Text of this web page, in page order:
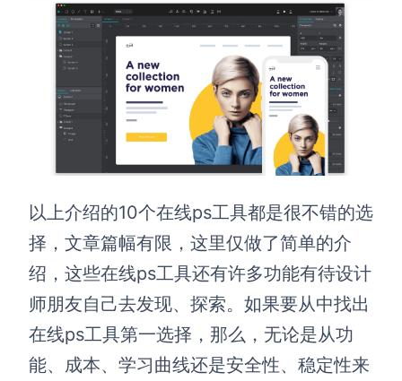
以上介绍的10个在线ps工具都是很不错的选
择，文章篇幅有限，这里仅做了简单的介
绍，这些在线ps工具还有许多功能有待设计
师朋友自己去发现、探索。如果要从中找出
在线ps工具第一选择，那么，无论是从功
能、成本、学习曲线还是安全性、稳定性来